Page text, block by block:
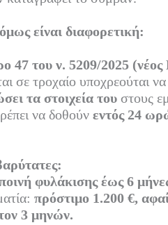
είναι διαφορετική:
47 του ν. 5209/2025
σε τροχαίο υποχρεούται να
τα στοιχεία του στους
να δοθούν εντός 24
φυλάκισης έως 6
πρόστιμο 1.200 €,
3 μηνών.